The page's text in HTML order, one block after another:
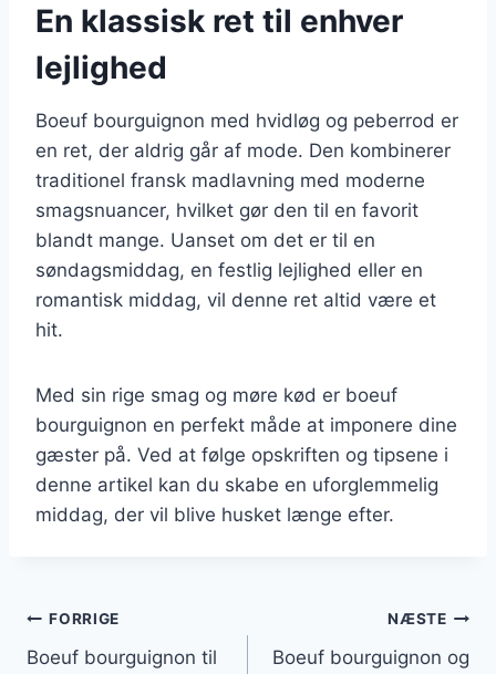
En klassisk ret til enhver
lejlighed
Boeuf bourguignon med hvidløg og peberrod er
en ret, der aldrig går af mode. Den kombinerer
traditionel fransk madlavning med moderne
smagsnuancer, hvilket gør den til en favorit
blandt mange. Uanset om det er til en
søndagsmiddag, en festlig lejlighed eller en
romantisk middag, vil denne ret altid være et
hit.
Med sin rige smag og møre kød er boeuf
bourguignon en perfekt måde at imponere dine
gæster på. Ved at følge opskriften og tipsene i
denne artikel kan du skabe en uforglemmelig
middag, der vil blive husket længe efter.
Indlægsnavigation
FORRIGE
Boeuf bourguignon til
NÆSTE
Boeuf bourguignon og